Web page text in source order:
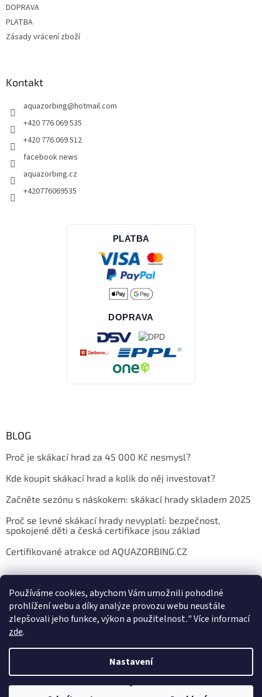
Používáme cookies, abychom Vám umožnili pohodlné
prohlížení webu a díky analýze provozu webu neustále
zlepšovali jeho funkce, výkon a použitelnost."Více informací
zde.
Nastavení
DOPRAVA
PLATBA
Zásady vrácení zboží
Kontakt
aquazorbing@hotmail.com
+420 776 069 535
+420 776 069 512
facebook news
aquazorbing.cz
+420776069535
PLATBA
DOPRAVA
BLOG
Proč je skákací hrad za 45 000 Kč nesmysl?
Kde koupit skákací hrad a kolik do něj investovat?
Začněte sezónu s náskokem: skákací hrady skladem 2025
Proč se levné skákací hrady nevyplatí: bezpečnost,
spokojené děti a česká certifikace jsou základ
Certifikované atrakce od AQUAZORBING.CZ
Copyright 2026E-shop AQUAZORBING.CZ. Všechna práva